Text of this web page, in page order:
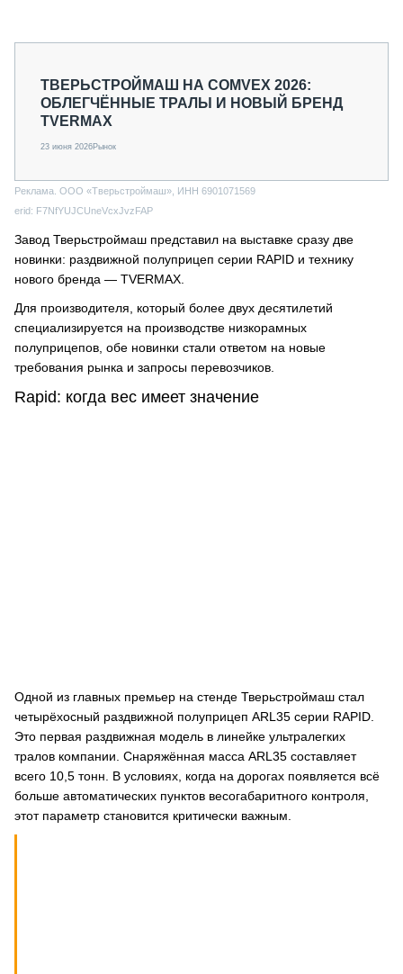
ТВЕРЬСТРОЙМАШ НА COMVEX 2026:
ОБЛЕГЧЁННЫЕ ТРАЛЫ И НОВЫЙ БРЕНД
TVERMAX
23 июня 2026Рынок
Реклама. ООО «Тверьстроймаш», ИНН 6901071569
erid: F7NfYUJCUneVcxJvzFAP
Завод Тверьстроймаш представил на выставке сразу две
новинки: раздвижной полуприцеп серии RAPID и технику
нового бренда — TVERMAX.
Для производителя, который более двух десятилетий
специализируется на производстве низкорамных
полуприцепов, обе новинки стали ответом на новые
требования рынка и запросы перевозчиков.
Rapid: когда вес имеет значение
Одной из главных премьер на стенде Тверьстроймаш стал
четырёхосный раздвижной полуприцеп ARL35 серии RAPID.
Это первая раздвижная модель в линейке ультралегких
тралов компании. Снаряжённая масса ARL35 составляет
всего 10,5 тонн. В условиях, когда на дорогах появляется всё
больше автоматических пунктов весогабаритного контроля,
этот параметр становится критически важным.